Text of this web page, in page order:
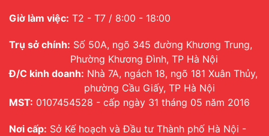
Giờ làm việc: T2 - T7 / 8:00 - 18:00
Trụ sở chính: Số 50A, ngõ 345 đường Khương Trung,
Phường Khương Đình, TP Hà Nội
Đ/C kinh doanh: Nhà 7A, ngách 18, ngõ 181 Xuân Thủy,
phường Cầu Giấy, TP Hà Nội
MST: 0107454528 - cấp ngày 31 tháng 05 năm 2016
Nơi cấp: Sở Kế hoạch và Đầu tư Thành phố Hà Nội -